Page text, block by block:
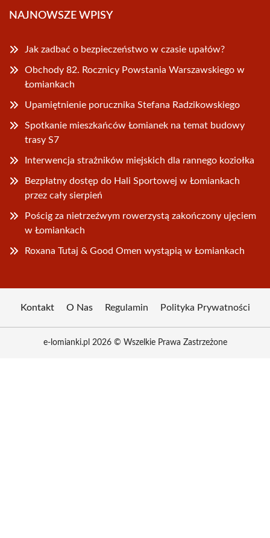
NAJNOWSZE WPISY
Jak zadbać o bezpieczeństwo w czasie upałów?
Obchody 82. Rocznicy Powstania Warszawskiego w
Łomiankach
Upamiętnienie porucznika Stefana Radzikowskiego
Spotkanie mieszkańców Łomianek na temat budowy
trasy S7
Interwencja strażników miejskich dla rannego koziołka
Bezpłatny dostęp do Hali Sportowej w Łomiankach
przez cały sierpień
Pościg za nietrzeźwym rowerzystą zakończony ujęciem
w Łomiankach
Roxana Tutaj & Good Omen wystąpią w Łomiankach
Kontakt O Nas Regulamin Polityka Prywatności
e-lomianki.pl 2026 © Wszelkie Prawa Zastrzeżone